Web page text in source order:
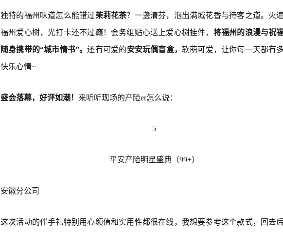
独特的福州味道怎么能错过茉莉花茶？一盏清芬，泡出满城花香与待客之道。火
福州爱心树，光打卡还不过瘾！会务组贴心送上爱心树挂件， 将福州的浪漫与祝
随身携带的“城市情书”。还有可爱的安安玩偶盲盒， 软萌可爱，让你每一天都有
快乐心情~
盛会落幕，好评如潮！ 来听听现场的产险er怎么说：
5
平安产险明星盛典（99+）
安徽分公司
这次活动的伴手礼特别用心颜值和实用性都很在线，我想要参考这个款式，回去